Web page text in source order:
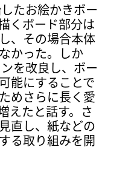
たお絵かきボー
くボード部分は
、その場合本体
かった。しか
を改良し、ボー
能にすることで
めさらに長く愛
えたと話す。さ
直し、紙などの
る取り組みを開